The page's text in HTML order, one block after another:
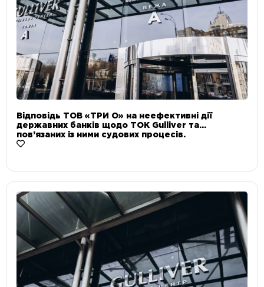
Відповідь ТОВ «ТРИ О» на неефективні дії
державних банків щодо ТОК Gulliver та
пов’язаних із ними судових процесів.